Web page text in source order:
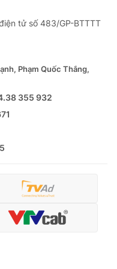
tử số 483/GP-BTTTT
Phạm Quốc Thắng,
355 932